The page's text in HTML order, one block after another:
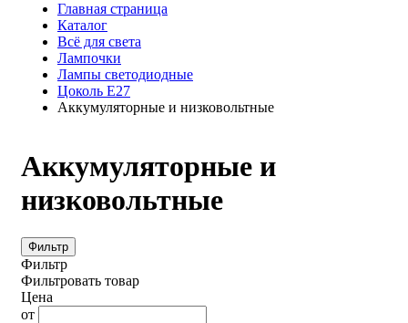
Главная страница
Каталог
Всё для света
Лампочки
Лампы светодиодные
Цоколь Е27
Аккумуляторные и низковольтные
Аккумуляторные и
низковольтные
Фильтр
Фильтр
Фильтровать товар
Цена
от